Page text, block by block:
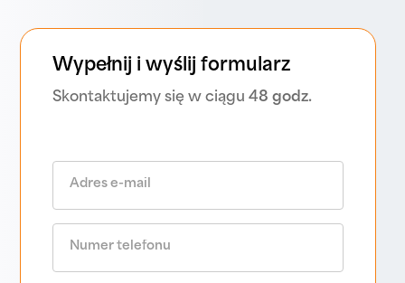
Wypełnij i wyślij formularz
Skontaktujemy się w ciągu48 godz.